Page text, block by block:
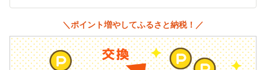
＼ポイント増やしてふるさと納税！／